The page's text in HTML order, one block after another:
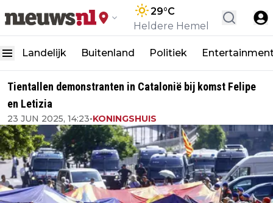
29°C
Heldere Hemel
Landelijk Buitenland Politiek
Tientallen demonstranten in Catalonië bij komst Felipe
en Letizia
23 JUN 2025, 14:23•KONINGSHUIS